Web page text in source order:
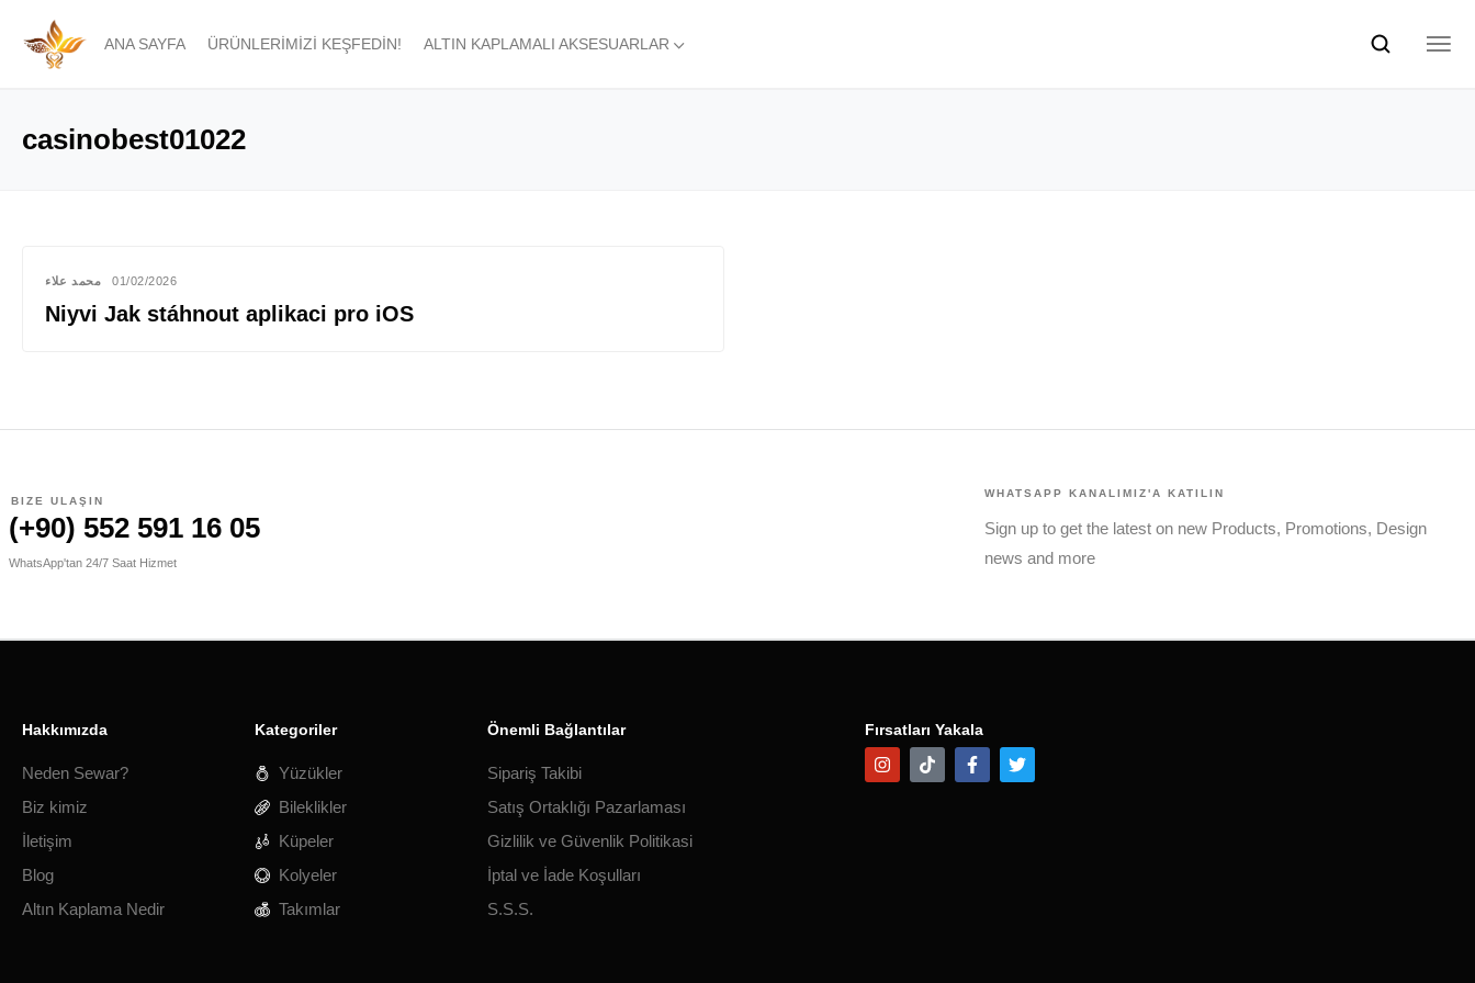
ANA SAYFA ÜRÜNLERIMIZI KEŞFEDIN! ALTIN KAPLAMALI AKSESUARLAR
casinobest01022
محمد علاء 01/02/2026
Niyvi Jak stáhnout aplikaci pro iOS
BIZE ULAŞIN
(+90) 552 591 16 05
WhatsApp'tan 24/7 Saat Hizmet
WHATSAPP KANALIMIZ'A KATILIN
Sign up to get the latest on new Products, Promotions, Design
news and more
Hakkımızda
Neden Sewar?
Biz kimiz
İletişim
Blog
Altın Kaplama Nedir
Kategoriler
Yüzükler
Bileklikler
Küpeler
Kolyeler
Takımlar
Önemli Bağlantılar
Sipariş Takibi
Satış Ortaklığı Pazarlaması
Gizlilik ve Güvenlik Politikasi
İptal ve İade Koşulları
S.S.S.
Fırsatları Yakala